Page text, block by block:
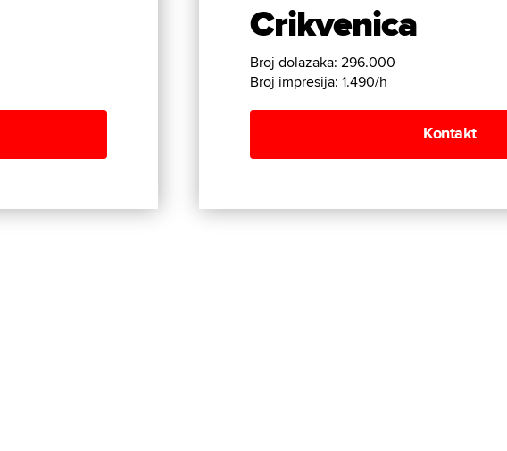
Crikvenica
Broj dolazaka: 296.000
Broj impresija: 1.490/h
Kontakt